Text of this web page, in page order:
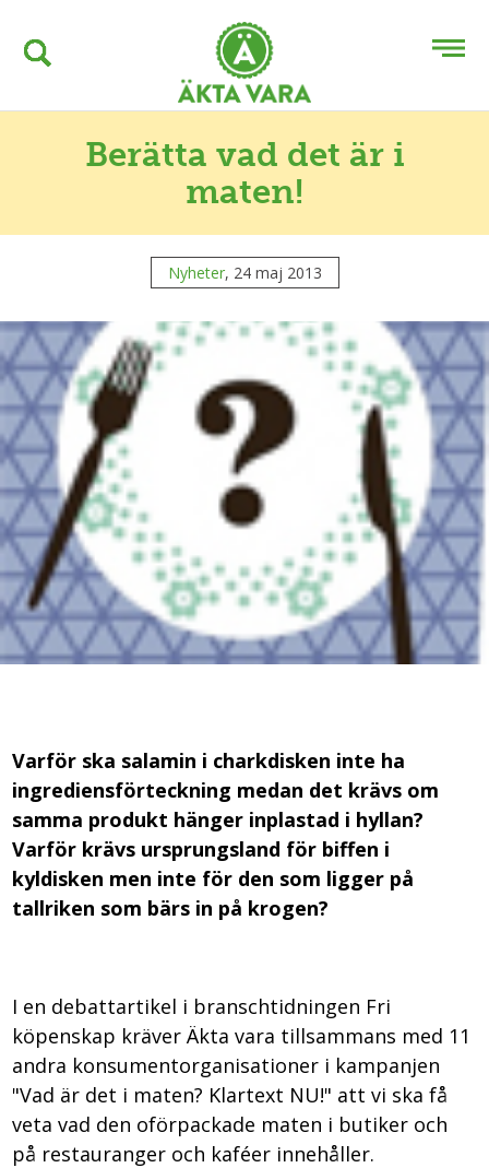
Berätta vad det är i
maten!
Nyheter, 24 maj 2013
Varför ska salamin i charkdisken inte ha
ingrediensförteckning medan det krävs om
samma produkt hänger inplastad i hyllan?
Varför krävs ursprungsland för biffen i
kyldisken men inte för den som ligger på
tallriken som bärs in på krogen?
I en debattartikel i branschtidningen Fri
köpenskap kräver Äkta vara tillsammans med 11
andra konsumentorganisationer i kampanjen
"Vad är det i maten? Klartext NU!" att vi ska få
veta vad den oförpackade maten i butiker och
på restauranger och kaféer innehåller.